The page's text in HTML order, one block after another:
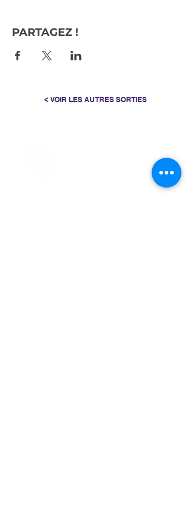
PARTAGEZ !
< VOIR LES AUTRES SORTIES